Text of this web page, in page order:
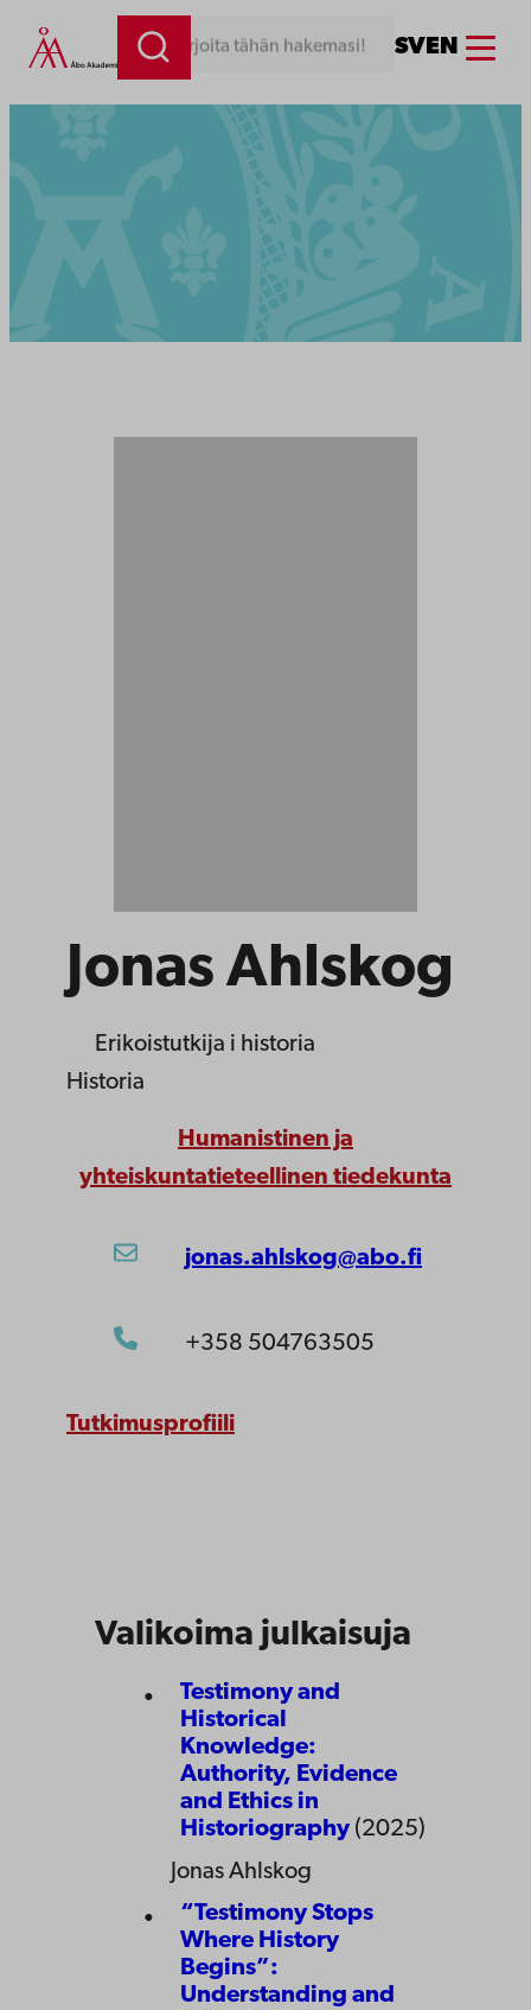
Kirjoita tähän hakemasi! SVEN Menu
Jonas Ahlskog
Erikoistutkija i historia
Historia
Humanistinen ja
yhteiskuntatieteellinen tiedekunta
jonas.ahlskog@abo.fi
+358 504763505
Tutkimusprofiili
Valikoima julkaisuja
Testimony and
Historical
Knowledge:
Authority, Evidence
and Ethics in
Historiography (2025)
Jonas Ahlskog
“Testimony Stops
Where History
Begins”:
Understanding and